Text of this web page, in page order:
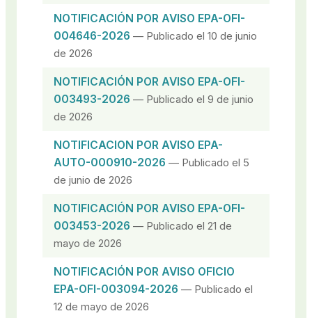
NOTIFICACIÓN POR AVISO EPA-OFI-
004646-2026 — Publicado el 10 de junio
de 2026
NOTIFICACIÓN POR AVISO EPA-OFI-
003493-2026 — Publicado el 9 de junio
de 2026
NOTIFICACION POR AVISO EPA-
AUTO-000910-2026 — Publicado el 5
de junio de 2026
NOTIFICACIÓN POR AVISO EPA-OFI-
003453-2026 — Publicado el 21 de
mayo de 2026
NOTIFICACIÓN POR AVISO OFICIO
EPA-OFI-003094-2026 — Publicado el
12 de mayo de 2026